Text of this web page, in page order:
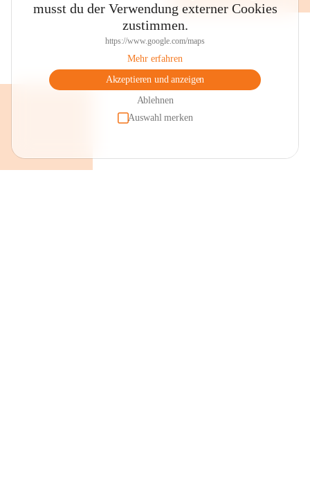
musst du der Verwendung externer Cookies
zustimmen.
https://www.google.com/maps
Mehr erfahren
Akzeptieren und anzeigen
Ablehnen
Auswahl merken